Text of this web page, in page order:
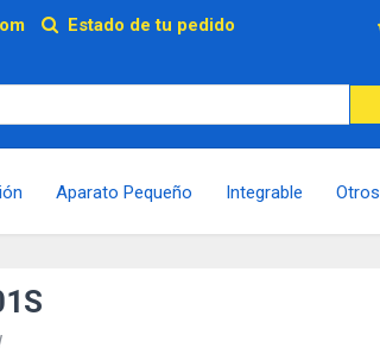
Estado de tu pedido
Aparato Pequeño Integrable Otros